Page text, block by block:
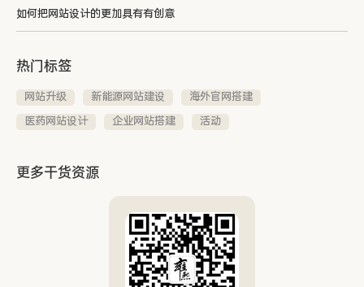
如何把网站设计的更加具有有创意
热门标签
网站升级 新能源网站建设
海外官网搭建
医药网站设计
企业网站搭建 活动
更多干货资源